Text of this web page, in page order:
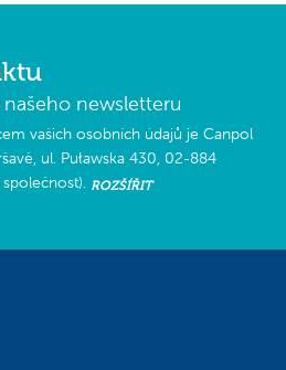
newsletteru
vašich osobních údajů je Canpol
ul. Puławska 430, 02-884
ROZŠÍŘIT
pro účely zasílání newsletteru na